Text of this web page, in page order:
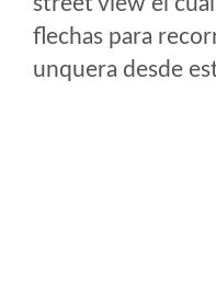
flechas para
unquera desde